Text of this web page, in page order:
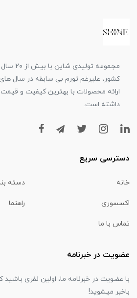
مجموعه
کشور، علیرغم تورم بی سابقه در سال
ارائه محصولات با بهترین کیفیت و قیمت
داشته است.
دسترسی سریع
خانه دسته
اکسسوری راهنما
تماس با ما
عضویت در خبرنامه
با عضویت در خبرنامه ما، اولین نفری
باخبر میشوید!